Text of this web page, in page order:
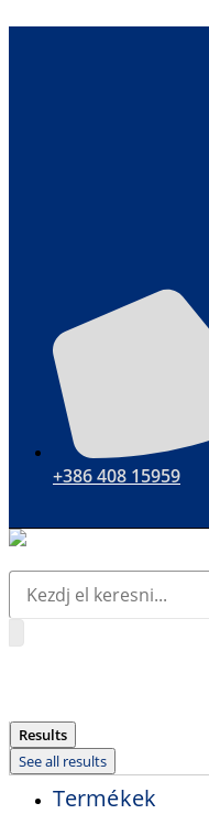
+386 408 15959
Search
Results
See all results
Termékek